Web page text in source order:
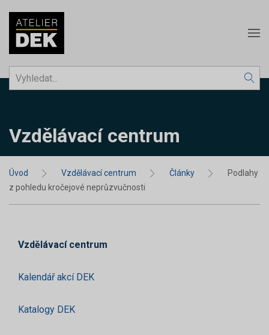
Vzdělávací centrum
Úvod Vzdělávací centrum Články
Podlahy
z pohledu kročejové neprůzvučnosti
Vzdělávací centrum
Kalendář akcí DEK
Katalogy DEK